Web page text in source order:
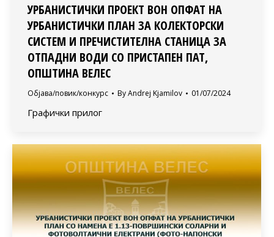
УРБАНИСТИЧКИ ПРОЕКТ ВОН ОПФАТ НА
УРБАНИСТИЧКИ ПЛАН ЗА КОЛЕКТОРСКИ
СИСТЕМ И ПРЕЧИСТИТЕЛНА СТАНИЦА ЗА
ОТПАДНИ ВОДИ СО ПРИСТАПЕН ПАТ,
ОПШТИНА ВЕЛЕС
Објава/повик/конкурс ByAndrej Kjamilov 01/07/2024
Графички прилог